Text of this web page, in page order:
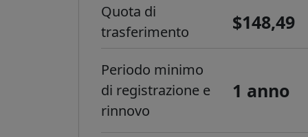
Quota di
trasferimento
$148,49
Periodo minimo
di registrazione e
rinnovo
1 anno